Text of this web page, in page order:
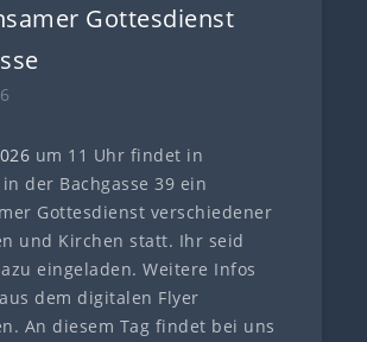
Gottesdienst
6 um 11 Uhr findet in
der Bachgasse 39 ein
Gottesdienst verschiedener
und Kirchen statt. Ihr seid
eingeladen. Weitere Infos
dem digitalen Flyer
An diesem Tag findet bei uns